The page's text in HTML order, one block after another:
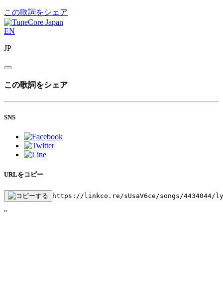
この歌詞をシェア
EN
JP
この歌詞をシェア
SNS
URLをコピー
https://linkco.re/sUsaV6ce/songs/4434044/
"